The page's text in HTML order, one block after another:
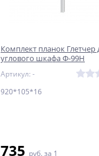
Комплект планок Глетчер
углового шкафа Ф-99Н
920*105*16 Гейнсборо
Артикул: -
920*105*16
735 руб. за 1